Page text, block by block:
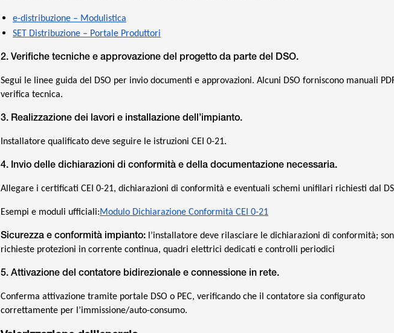
e-distribuzione – Modulistica
SET Distribuzione – Portale Produttori
2. Verifiche tecniche e approvazione del progetto da parte del DSO.
Segui le linee guida del DSO per invio documenti e approvazioni. Alcuni DSO forniscono manuali
verifica tecnica.
3. Realizzazione dei lavori e installazione dell’impianto.
Installatore qualificato deve seguire le istruzioni CEI 0-21.
4. Invio delle dichiarazioni di conformità e della documentazione necessaria.
Allegare i certificati CEI 0-21, dichiarazioni di conformità e eventuali schemi unifilari richiesti dal
Esempi e moduli ufficiali:Modulo Dichiarazione Conformità CEI 0-21
Sicurezza e conformità impianto:l’installatore deve rilasciare le dichiarazioni di conformità;
richieste protezioni in corrente continua, quadri elettrici dedicati e controlli periodici
5. Attivazione del contatore bidirezionale e connessione in rete.
Conferma attivazione tramite portale DSO o PEC, verificando che il contatore sia configurato
correttamente per l’immissione/auto-consumo.